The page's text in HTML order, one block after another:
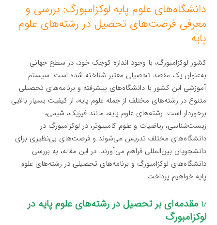
دانشگاه‌های علوم پایه لوکزامبورگ: بررسی و
معرفی فرصت‌های تحصیل در رشته‌های علوم
پایه
کشور لوکزامبورگ، با وجود اندازه کوچک خود، در سطح جهانی
به‌عنوان یک مقصد تحصیلی معتبر شناخته شده است. سیستم
آموزشی این کشور با دانشگاه‌های پیشرفته و برنامه‌های تحصیلی
متنوع در رشته‌های مختلف از جمله علوم پایه، از کیفیت بسیار بالایی
برخوردار است. رشته‌های علوم پایه، مانند فیزیک، شیمی،
زیست‌شناسی، ریاضیات و علوم کامپیوتر، در لوکزامبورگ در
دانشگاه‌های مختلف تدریس می‌شوند و فرصت‌های بی‌نظیری برای
دانشجویان بین‌المللی فراهم می‌آورند. در این مقاله، به بررسی
دانشگاه‌های لوکزامبورگ و برنامه‌های تحصیلی در رشته‌های علوم
پایه خواهیم پرداخت.
۱٫ مقدمه‌ای بر تحصیل در رشته‌های علوم پایه در
لوکزامبورگ